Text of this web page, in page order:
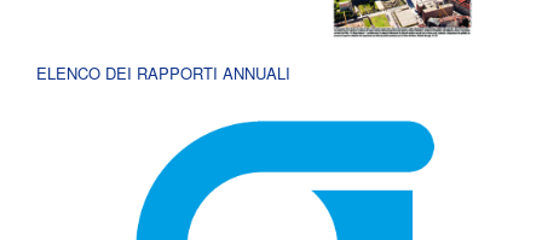
ELENCO DEI RAPPORTI ANNUALI